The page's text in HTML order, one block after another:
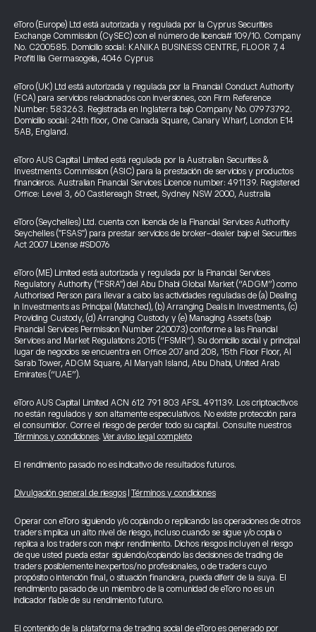
eToro (Europe) Ltd está autorizada y regulada por la Cyprus Securities
Exchange Commission (CySEC) con el número de licencia# 109/10. Company
No. C200585. Domicilio social: KANIKA BUSINESS CENTRE, FLOOR 7, 4
Profiti Ilia Germasogeia, 4046 Cyprus
eToro (UK) Ltd está autorizada y regulada por la Financial Conduct Authority
(FCA) para servicios relacionados con inversiones, con Firm Reference
Number: 583263. Registrada en Inglaterra bajo Company No. 07973792.
Domicilio social: 24th floor, One Canada Square, Canary Wharf, London E14
5AB, England.
eToro AUS Capital Limited está regulada por la Australian Securities &
Investments Commission (ASIC) para la prestación de servicios y productos
financieros. Australian Financial Services Licence number: 491139. Registered
Office: Level 3, 60 Castlereagh Street, Sydney NSW 2000, Australia
eToro (Seychelles) Ltd. cuenta con licencia de la Financial Services Authority
Seychelles ("FSAS") para prestar servicios de broker-dealer bajo el Securities
Act 2007 License #SD076
eToro (ME) Limited está autorizada y regulada por la Financial Services
Regulatory Authority ("FSRA") del Abu Dhabi Global Market (“ADGM”) como
Authorised Person para llevar a cabo las actividades reguladas de (a) Dealing
in Investments as Principal (Matched), (b) Arranging Deals in Investments, (c)
Providing Custody, (d) Arranging Custody y (e) Managing Assets (bajo
Financial Services Permission Number 220073) conforme a las Financial
Services and Market Regulations 2015 (“FSMR”). Su domicilio social y principal
lugar de negocios se encuentra en Office 207 and 208, 15th Floor Floor, Al
Sarab Tower, ADGM Square, Al Maryah Island, Abu Dhabi, United Arab
Emirates (“UAE”).
eToro AUS Capital Limited ACN 612 791 803 AFSL 491139. Los criptoactivos
no están regulados y son altamente especulativos. No existe protección para
el consumidor. Corre el riesgo de perder todo su capital. Consulte nuestros
Términos y condiciones.Ver aviso legal completo
El rendimiento pasado no es indicativo de resultados futuros.
Divulgación general de riesgos Términos y condiciones
Operar con eToro siguiendo y/o copiando o replicando las operaciones de otros
traders implica un alto nivel de riesgo, incluso cuando se sigue y/o copia o
replica a los traders con mejor rendimiento. Dichos riesgos incluyen el riesgo
de que usted pueda estar siguiendo/copiando las decisiones de trading de
traders posiblemente inexpertos/no profesionales, o de traders cuyo
propósito o intención final, o situación financiera, pueda diferir de la suya. El
rendimiento pasado de un miembro de la comunidad de eToro no es un
indicador fiable de su rendimiento futuro.
El contenido de la plataforma de trading social de eToro es generado por